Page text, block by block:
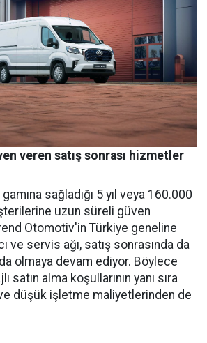
veren satış sonrası hizmetler
sağladığı 5 yıl veya 160.000
uzun süreli güven
Otomotiv'in Türkiye geneline
ve servis ağı, satış sonrasında da
olmaya devam ediyor. Böylece
satın alma koşullarının yanı sıra
düşük işletme maliyetlerinden de